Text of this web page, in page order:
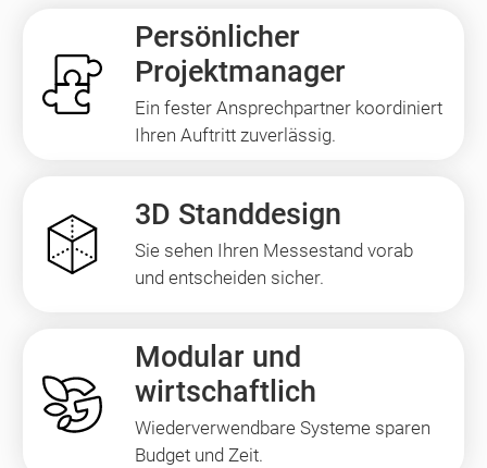
Persönlicher
Projektmanager
Ein fester Ansprechpartner koordiniert
Ihren Auftritt zuverlässig.
3D Standdesign
Sie sehen Ihren Messestand vorab
und entscheiden sicher.
Modular und
wirtschaftlich
Wiederverwendbare Systeme sparen
Budget und Zeit.